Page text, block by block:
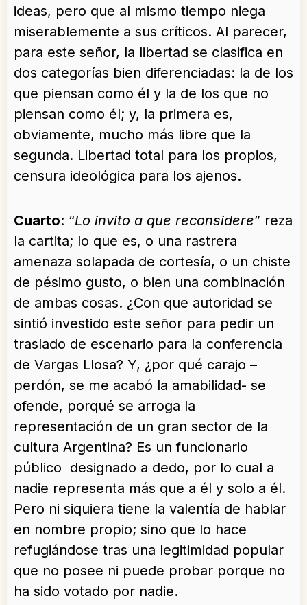
ideas, pero que al mismo tiempo niega
miserablemente a sus críticos. Al parecer,
para este señor, la libertad se clasifica en
dos categorías bien diferenciadas: la de los
que piensan como él y la de los que no
piensan como él; y, la primera es,
obviamente, mucho más libre que la
segunda. Libertad total para los propios,
censura ideológica para los ajenos.
Cuarto: “Lo invito a que reconsidere” reza
la cartita; lo que es, o una rastrera
amenaza solapada de cortesía, o un chiste
de pésimo gusto, o bien una combinación
de ambas cosas. ¿Con que autoridad se
sintió investido este señor para pedir un
traslado de escenario para la conferencia
de Vargas Llosa? Y, ¿por qué carajo –
perdón, se me acabó la amabilidad- se
ofende, porqué se arroga la
representación de un gran sector de la
cultura Argentina? Es un funcionario
público designado a dedo, por lo cual a
nadie representa más que a él y solo a él.
Pero ni siquiera tiene la valentía de hablar
en nombre propio; sino que lo hace
refugiándose tras una legitimidad popular
que no posee ni puede probar porque no
ha sido votado por nadie.